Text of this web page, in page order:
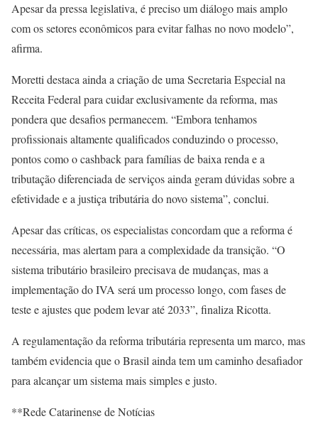
Apesar da pressa legislativa, é preciso um diálogo mais amplo
com os setores econômicos para evitar falhas no novo modelo”,
afirma.
Moretti destaca ainda a criação de uma Secretaria Especial na
Receita Federal para cuidar exclusivamente da reforma, mas
pondera que desafios permanecem. “Embora tenhamos
profissionais altamente qualificados conduzindo o processo,
pontos como o cashback para famílias de baixa renda e a
tributação diferenciada de serviços ainda geram dúvidas sobre a
efetividade e a justiça tributária do novo sistema”, conclui.
Apesar das críticas, os especialistas concordam que a reforma é
necessária, mas alertam para a complexidade da transição. “O
sistema tributário brasileiro precisava de mudanças, mas a
implementação do IVA será um processo longo, com fases de
teste e ajustes que podem levar até 2033”, finaliza Ricotta.
A regulamentação da reforma tributária representa um marco, mas
também evidencia que o Brasil ainda tem um caminho desafiador
para alcançar um sistema mais simples e justo.
**Rede Catarinense de Notícias